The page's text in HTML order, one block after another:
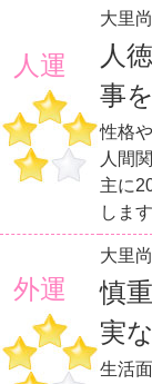
人運
大里
人
事
性格
人間
主に
します
外運
大里
慎
実
生活